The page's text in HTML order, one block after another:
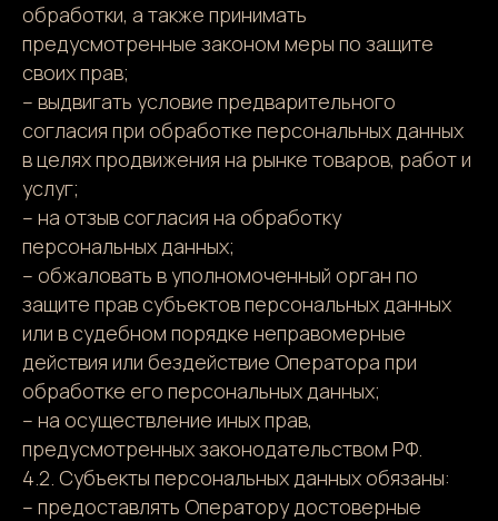
обработки, а также принимать
предусмотренные законом меры по защите
своих прав;
– выдвигать условие предварительного
согласия при обработке персональных данных
в целях продвижения на рынке товаров, работ и
услуг;
– на отзыв согласия на обработку
персональных данных;
– обжаловать в уполномоченный орган по
защите прав субъектов персональных данных
или в судебном порядке неправомерные
действия или бездействие Оператора при
обработке его персональных данных;
– на осуществление иных прав,
предусмотренных законодательством РФ.
4.2. Субъекты персональных данных обязаны:
– предоставлять Оператору достоверные